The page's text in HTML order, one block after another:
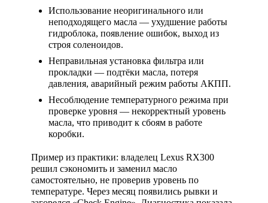
Использование неоригинального или
неподходящего масла — ухудшение работы
гидроблока, появление ошибок, выход из
строя соленоидов.
Неправильная установка фильтра или
прокладки — подтёки масла, потеря
давления, аварийный режим работы АКПП.
Несоблюдение температурного режима при
проверке уровня— некорректный уровень
масла, что приводит к сбоям в работе
коробки.
Пример из практики: владелец Lexus RX300
решил сэкономить и заменил масло
самостоятельно, не проверив уровень по
температуре. Через месяц появились рывки и